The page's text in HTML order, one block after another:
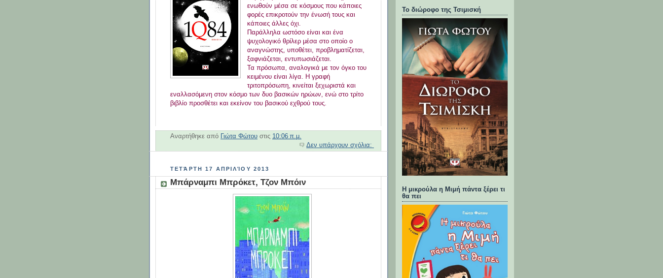
ενωθούν μέσα σε κόσμους που κάποιες
φορές επικροτούν την ένωσή τους και
κάποιες άλλες όχι.
Παράλληλα ωστόσο είναι και ένα
ψυχολογικό θρίλερ μέσα στο οποίο ο
αναγνώστης, υποθέτει, προβληματίζεται,
ξαφνιάζεται, εντυπωσιάζεται.
Τα πρόσωπα, αναλογικά με τον όγκο του
κειμένου είναι λίγα. Η γραφή
τριτοπρόσωπη, κινείται ξεχωριστά και
εναλλασόμενη στον κόσμο των δυο βασικών ηρώων, ενώ στο τρίτο
βιβλίο προσθέτει και εκείνον του βασικού εχθρού τους.
Αναρτήθηκε από Γιώτα Φώτου στις 10:06 π.μ.
Δεν υπάρχουν σχόλια:
ΤΕΤΆΡΤΗ 17 ΑΠΡΙΛΊΟΥ 2013
Μπάρναμπι Μπρόκετ, Τζον Μπόιν
Το διώροφο της Τσιμισκή
Η μικρούλα η Μιμή πάντα ξέρει τι
θα πει